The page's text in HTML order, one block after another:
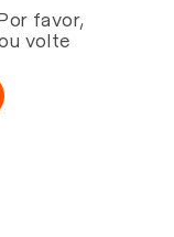
favor,
volte